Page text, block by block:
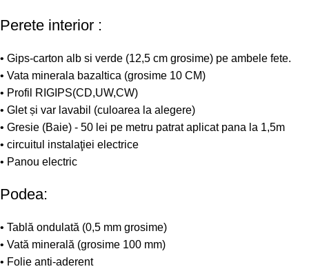
Perete interior :
• Gips-carton alb si verde (12,5 cm grosime) pe ambele fete.
• Vata minerala bazaltica (grosime 10 CM)
• Profil RIGIPS(CD,UW,CW)
• Glet și var lavabil (culoarea la alegere)
• Gresie (Baie) - 50 lei pe metru patrat aplicat pana la 1,5m
• circuitul instalaţiei electrice
• Panou electric
Podea:
• Tablă ondulată (0,5 mm grosime)
• Vată minerală (grosime 100 mm)
• Folie anti-aderent